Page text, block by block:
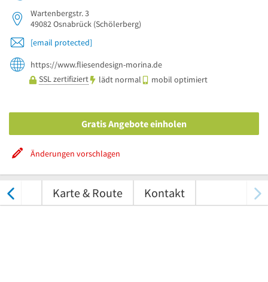
Wartenbergstr. 3
49082Osnabrück (Schölerberg)
[email protected]
https://www.fliesendesign-morina.de
SSL zertifiziert
lädt normal mobil optimiert
Gratis Angebote einholen
Änderungen vorschlagen
Karte & Route Kontakt